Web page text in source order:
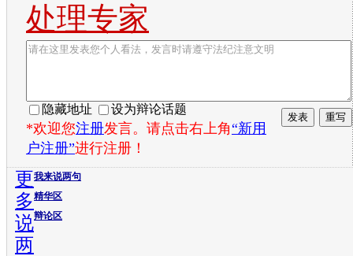
处理专家
隐藏地址 设为辩论话题
*欢迎您注册发言。请点击右上角“新用
户注册”进行注册！
我来说两句
精华区
辩论区
更
多
说
两